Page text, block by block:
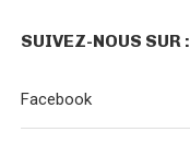
SUIVEZ-NOUS SUR :
Facebook